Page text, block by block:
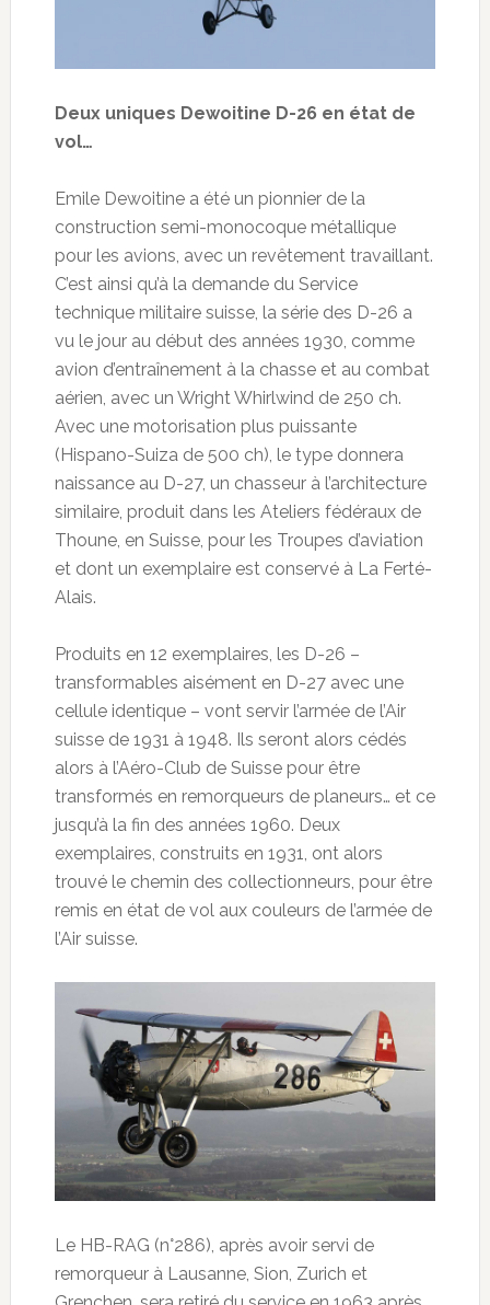
Deux uniques Dewoitine D-26 en état de
vol…
Emile Dewoitine a été un pionnier de la
construction semi-monocoque métallique
pour les avions, avec un revêtement travaillant.
C’est ainsi qu’à la demande du Service
technique militaire suisse, la série des D-26 a
vu le jour au début des années 1930, comme
avion d’entraînement à la chasse et au combat
aérien, avec un Wright Whirlwind de 250 ch.
Avec une motorisation plus puissante
(Hispano-Suiza de 500 ch), le type donnera
naissance au D-27, un chasseur à l’architecture
similaire, produit dans les Ateliers fédéraux de
Thoune, en Suisse, pour les Troupes d’aviation
et dont un exemplaire est conservé à La Ferté-
Alais.
Produits en 12 exemplaires, les D-26 –
transformables aisément en D-27 avec une
cellule identique – vont servir l’armée de l’Air
suisse de 1931 à 1948. Ils seront alors cédés
alors à l’Aéro-Club de Suisse pour être
transformés en remorqueurs de planeurs… et ce
jusqu’à la fin des années 1960. Deux
exemplaires, construits en 1931, ont alors
trouvé le chemin des collectionneurs, pour être
remis en état de vol aux couleurs de l’armée de
l’Air suisse.
Le HB-RAG (n°286), après avoir servi de
remorqueur à Lausanne, Sion, Zurich et